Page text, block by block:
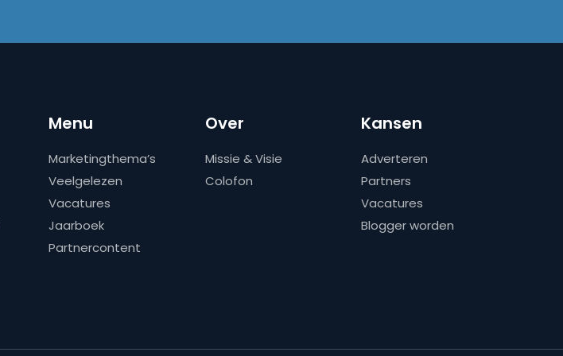
Menu
Marketingthema’s
Veelgelezen
Vacatures
Jaarboek
Partnercontent
Over
Missie & Visie
Colofon
Kansen
Adverteren
Partners
Vacatures
Blogger worden